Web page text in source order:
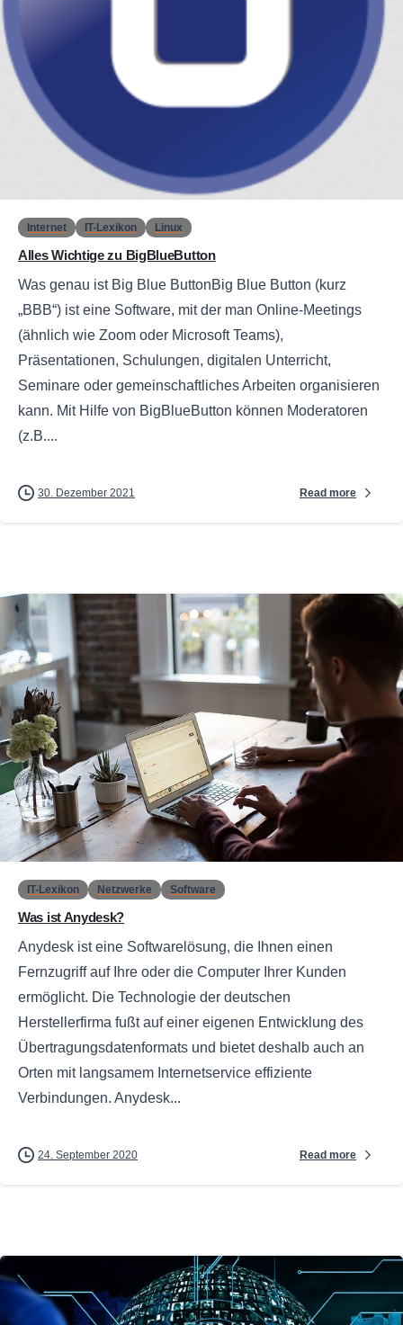
Internet IT-Lexikon Linux
Alles Wichtige zu BigBlueButton
Was genau ist Big Blue ButtonBig Blue Button (kurz
„BBB“) ist eine Software, mit der man Online-Meetings
(ähnlich wie Zoom oder Microsoft Teams),
Präsentationen, Schulungen, digitalen Unterricht,
Seminare oder gemeinschaftliches Arbeiten organisieren
kann. Mit Hilfe von BigBlueButton können Moderatoren
(z.B....
30. Dezember 2021 Read more
IT-Lexikon Netzwerke Software
Was ist Anydesk?
Anydesk ist eine Softwarelösung, die Ihnen einen
Fernzugriff auf Ihre oder die Computer Ihrer Kunden
ermöglicht. Die Technologie der deutschen
Herstellerfirma fußt auf einer eigenen Entwicklung des
Übertragungsdatenformats und bietet deshalb auch an
Orten mit langsamem Internetservice effiziente
Verbindungen. Anydesk...
24. September 2020 Read more